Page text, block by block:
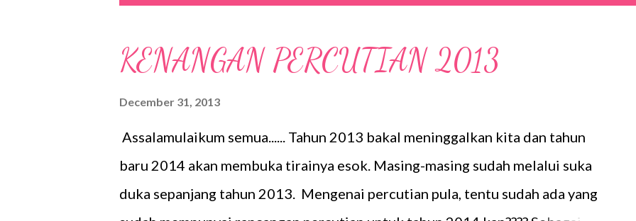
KENANGAN PERCUTIAN 2013
December 31, 2013
Assalamulaikum semua...... Tahun 2013 bakal meninggalkan kita dan tahun
baru 2014 akan membuka tirainya esok. Masing-masing sudah melalui suka
duka sepanjang tahun 2013. Mengenai percutian pula, tentu sudah ada yang